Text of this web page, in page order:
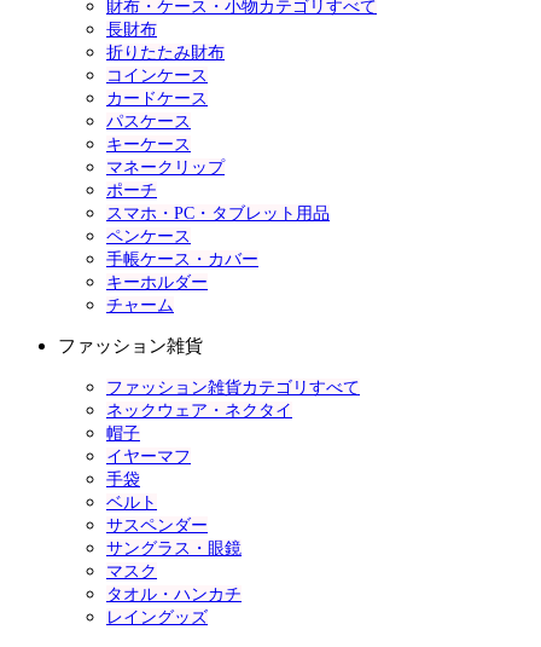
財布・ケース・小物カテゴリすべて
長財布
折りたたみ財布
コインケース
カードケース
パスケース
キーケース
マネークリップ
ポーチ
スマホ・PC・タブレット用品
ペンケース
手帳ケース・カバー
キーホルダー
チャーム
ファッション雑貨
ファッション雑貨カテゴリすべて
ネックウェア・ネクタイ
帽子
イヤーマフ
手袋
ベルト
サスペンダー
サングラス・眼鏡
マスク
タオル・ハンカチ
レイングッズ